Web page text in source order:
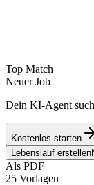
Top Match
Neuer Job
Dein KI-Agent
Kostenlos starten
Lebenslauf erstellen
Als PDF
25 Vorlagen